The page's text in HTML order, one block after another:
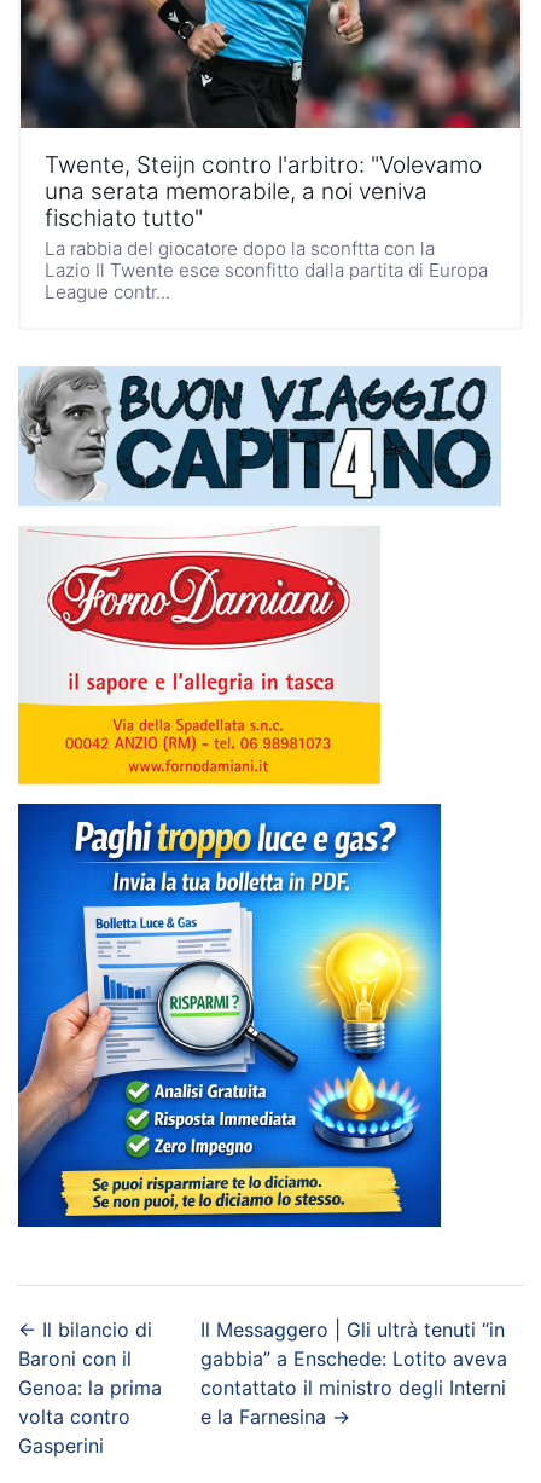
Twente, Steijn contro l'arbitro: "Volevamo
una serata memorabile, a noi veniva
fischiato tutto"
La rabbia del giocatore dopo la sconftta con la
Lazio Il Twente esce sconfitto dalla partita di Europa
League contr...
← Il bilancio di
Baroni con il
Genoa: la prima
volta contro
Gasperini
Il Messaggero | Gli ultrà tenuti “in
gabbia” a Enschede: Lotito aveva
contattato il ministro degli Interni
e la Farnesina →